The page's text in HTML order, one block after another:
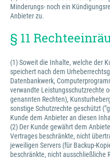
Minderungs- noch ein
Anbieter zu.
§ 11
(1) Soweit die Inhalte, welche der
speichert nach dem
Datenbankwerk,
verwandte Leistungsschutzrechte
genannten Rechten),
sonstige Schutzrechte geschützt
Kunde dem Anbieter an diesen
(2) Der Kunde gewährt dem
Vertrages beschränkte, nicht
jeweiligen Servers (für Backup-
beschränkte, nicht ausschließliche